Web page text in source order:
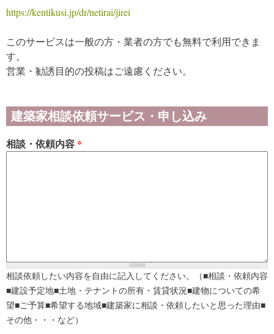
https://kentikusi.jp/dr/netirai/jirei
このサービスは一般の方・業者の方でも無料で利用できま
す。
営業・勧誘目的の投稿はご遠慮ください。
建築家相談依頼サービス・申し込み
相談・依頼内容 *
相談依頼したい内容を自由に記入してください。（■相談・依頼内容
■建設予定地■土地・テナントの所有・賃貸状況■建物についての希
望■ご予算■希望する地域■建築家に相談・依頼したいと思った理由■
その他・・・など）